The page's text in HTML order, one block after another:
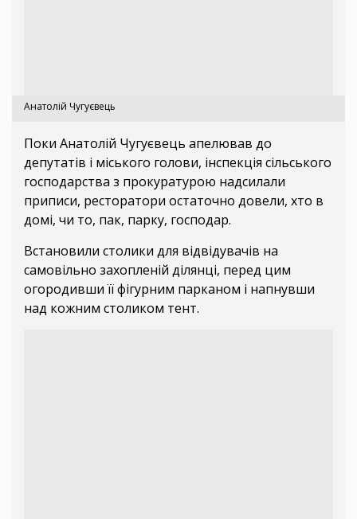
Анатолій Чугуєвець
Поки Анатолій Чугуєвець апелював до
депутатів і міського голови, інспекція сільського
господарства з прокуратурою надсилали
приписи, ресторатори остаточно довели, хто в
домі, чи то, пак, парку, господар.
Встановили столики для відвідувачів на
самовільно захопленій ділянці, перед цим
огородивши її фігурним парканом і напнувши
над кожним столиком тент.